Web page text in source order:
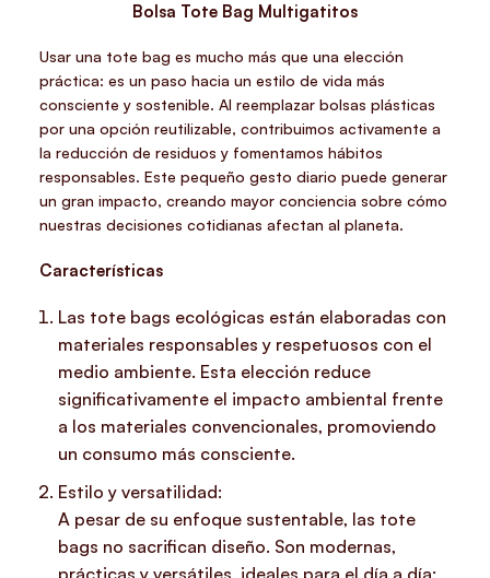
Bolsa Tote Bag Multigatitos
Usar una tote bag es mucho más que una elección
práctica: es un paso hacia un estilo de vida más
consciente y sostenible. Al reemplazar bolsas plásticas
por una opción reutilizable, contribuimos activamente a
la reducción de residuos y fomentamos hábitos
responsables. Este pequeño gesto diario puede generar
un gran impacto, creando mayor conciencia sobre cómo
nuestras decisiones cotidianas afectan al planeta.
Características
Las tote bags ecológicas están elaboradas con
materiales responsables y respetuosos con el
medio ambiente. Esta elección reduce
significativamente el impacto ambiental frente
a los materiales convencionales, promoviendo
un consumo más consciente.
Estilo y versatilidad:
A pesar de su enfoque sustentable, las tote
bags no sacrifican diseño. Son modernas,